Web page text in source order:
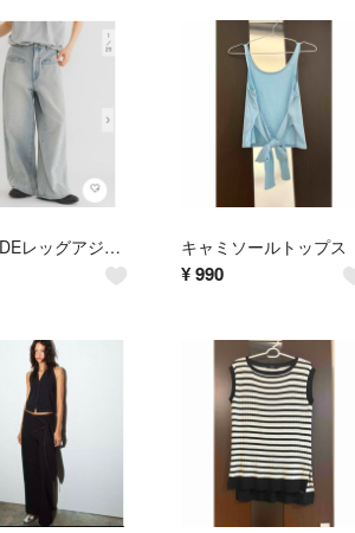
KBF WIDEレッグアジャストデニム キャミソールトップス
¥ 990